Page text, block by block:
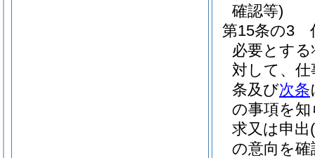
確認等)
第15条の3
必要とす
対して、
条及び次条
の事項を
求又は申出(
の意向を